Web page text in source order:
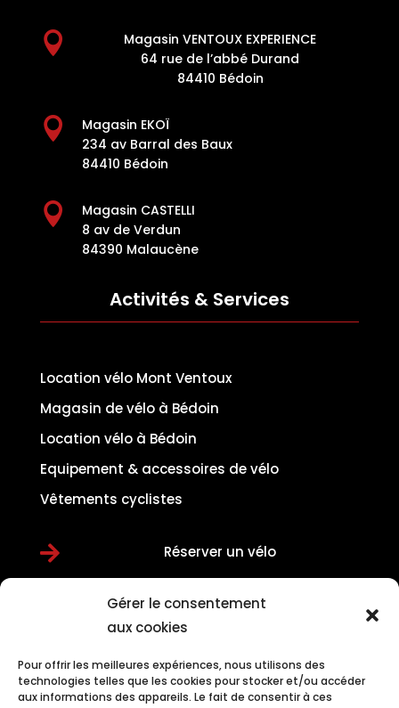
Gérer le consentement
aux cookies
Pour offrir les meilleures expériences, nous utilisons des
technologies telles que les cookies pour stocker et/ou accéder
aux informations des appareils. Le fait de consentir à ces

Magasin VENTOUX EXPERIENCE
64 rue de l’abbé Durand
84410 Bédoin

Magasin EKOÏ
234 av Barral des Baux
84410 Bédoin

Magasin CASTELLI
8 av de Verdun
84390 Malaucène
Activités & Services
Location vélo Mont Ventoux
Magasin de vélo à Bédoin
Location vélo à Bédoin
Equipement & accessoires de vélo
Vêtements cyclistes
 Réserver un vélo
Information
Mentions légales